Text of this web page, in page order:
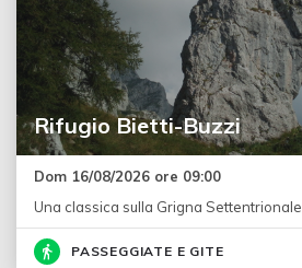
Rifugio Bietti-Buzzi
Dom 16/08/2026 ore 09:00
Una classica sulla Grigna Settentrionale
PASSEGGIATE E GITE